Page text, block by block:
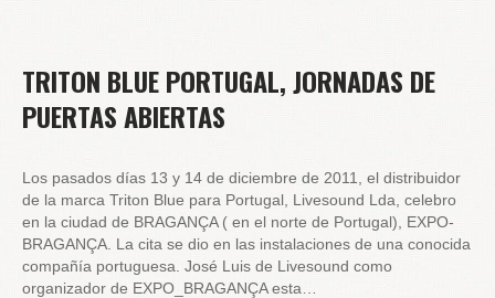
TRITON BLUE PORTUGAL, JORNADAS DE
PUERTAS ABIERTAS
Los pasados días 13 y 14 de diciembre de 2011, el distribuidor
de la marca Triton Blue para Portugal, Livesound Lda, celebro
en la ciudad de BRAGANÇA ( en el norte de Portugal), EXPO-
BRAGANÇA. La cita se dio en las instalaciones de una conocida
compañía portuguesa. José Luis de Livesound como
organizador de EXPO_BRAGANÇA esta…